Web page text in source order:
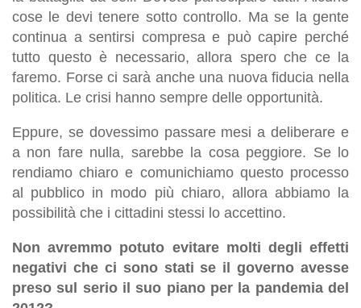
cose le devi tenere sotto controllo. Ma se la gente
continua a sentirsi compresa e può capire perché
tutto questo è necessario, allora spero che ce la
faremo. Forse ci sarà anche una nuova fiducia nella
politica. Le crisi hanno sempre delle opportunità.
Eppure, se dovessimo passare mesi a deliberare e
a non fare nulla, sarebbe la cosa peggiore. Se lo
rendiamo chiaro e comunichiamo questo processo
al pubblico in modo più chiaro, allora abbiamo la
possibilità che i cittadini stessi lo accettino.
Non avremmo potuto evitare molti degli effetti
negativi che ci sono stati se il governo avesse
preso sul serio il suo piano per la pandemia del